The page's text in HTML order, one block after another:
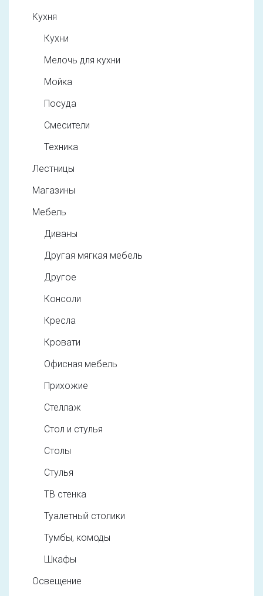
Кухня
Кухни
Мелочь для кухни
Мойка
Посуда
Смесители
Техника
Лестницы
Магазины
Мебель
Диваны
Другая мягкая мебель
Другое
Консоли
Кресла
Кровати
Офисная мебель
Прихожие
Стеллаж
Стол и стулья
Столы
Стулья
ТВ стенка
Туалетный столики
Тумбы, комоды
Шкафы
Освещение